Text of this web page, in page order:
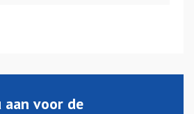
aan voor de